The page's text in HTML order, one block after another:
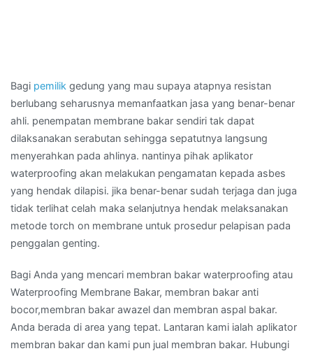
Bagi pemilik gedung yang mau supaya atapnya resistan
berlubang seharusnya memanfaatkan jasa yang benar-benar
ahli. penempatan membrane bakar sendiri tak dapat
dilaksanakan serabutan sehingga sepatutnya langsung
menyerahkan pada ahlinya. nantinya pihak aplikator
waterproofing akan melakukan pengamatan kepada asbes
yang hendak dilapisi. jika benar-benar sudah terjaga dan juga
tidak terlihat celah maka selanjutnya hendak melaksanakan
metode torch on membrane untuk prosedur pelapisan pada
penggalan genting.
Bagi Anda yang mencari membran bakar waterproofing atau
Waterproofing Membrane Bakar, membran bakar anti
bocor,membran bakar awazel dan membran aspal bakar.
Anda berada di area yang tepat. Lantaran kami ialah aplikator
membran bakar dan kami pun jual membran bakar. Hubungi